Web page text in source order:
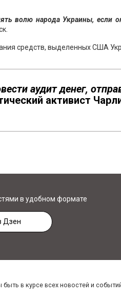
волю народа Украины, если
средств, выделенных США
аудит денег,
активист
в удобном формате
Дзен
быть в курсе всех новостей и